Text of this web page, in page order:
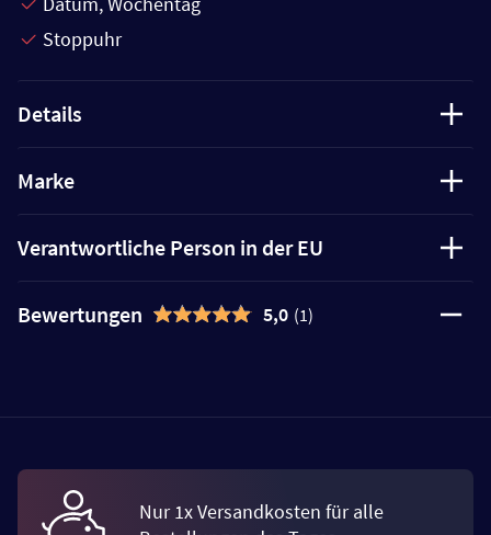
Stoppuhr
Details
Marke
Verantwortliche Person in der EU
Bewertungen 5,0 (1)
Nur 1x Versandkosten für alle